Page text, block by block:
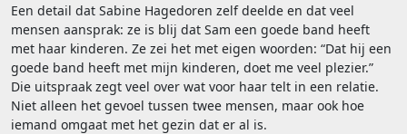
Een detail dat Sabine Hagedoren zelf deelde en dat veel
mensen aansprak: ze is blij dat Sam een goede band heeft
met haar kinderen. Ze zei het met eigen woorden: “Dat hij een
goede band heeft met mijn kinderen, doet me veel plezier.”
Die uitspraak zegt veel over wat voor haar telt in een relatie.
Niet alleen het gevoel tussen twee mensen, maar ook hoe
iemand omgaat met het gezin dat er al is.